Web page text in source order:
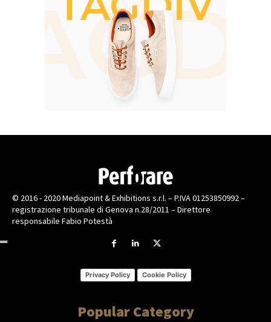
© 2016 - 2020 Mediapoint & Exhibitions s.r.l. – P.IVA 01253850992 –
registrazione tribunale di Genova n.28/2011 – Direttore
responsabile Fabio Potestà
Privacy Policy Cookie Policy
Popular Category